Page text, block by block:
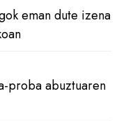
eman dute izena
proba abuztuaren